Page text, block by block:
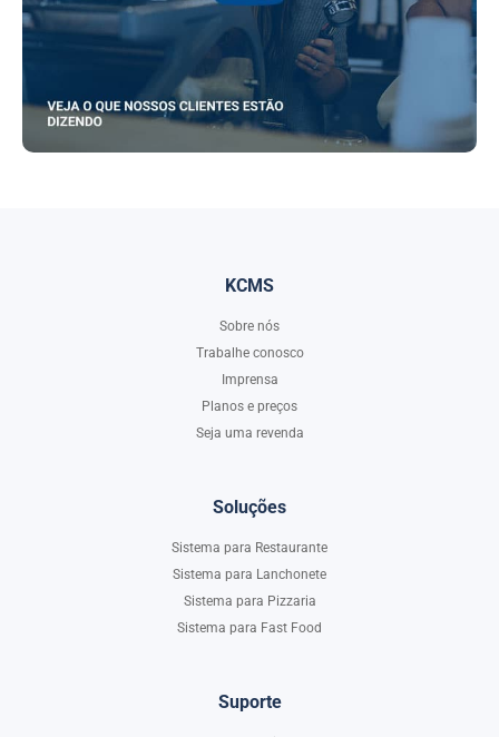
KCMS
Sobre nós
Trabalhe conosco
Imprensa
Planos e preços
Seja uma revenda
Soluções
Sistema para Restaurante
Sistema para Lanchonete
Sistema para Pizzaria
Sistema para Fast Food
Suporte